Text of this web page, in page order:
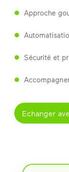
Approche
Sécurité et
Echanger